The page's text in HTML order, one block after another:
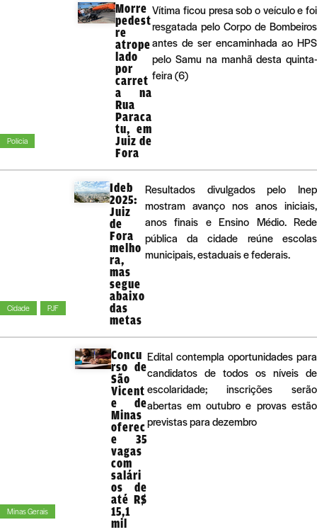
Polícia
Morre
pedest
re
atrope
lado
por
carret
a na
Rua
Paraca
tu, em
Juiz de
Fora
Vítima ficou presa sob o veículo e foi
resgatada pelo Corpo de Bombeiros
antes de ser encaminhada ao HPS
pelo Samu na manhã desta quinta-
feira (6)
Cidade PJF
Ideb
2025:
Juiz
de
Fora
melho
ra,
mas
segue
abaixo
das
metas
Resultados divulgados pelo Inep
mostram avanço nos anos iniciais,
anos finais e Ensino Médio. Rede
pública da cidade reúne escolas
municipais, estaduais e federais.
Minas Gerais
Concu
rso de
São
Vicent
e de
Minas
oferec
e 35
vagas
com
salári
os de
até R$
15,1
mil
Edital contempla oportunidades para
candidatos de todos os níveis de
escolaridade; inscrições serão
abertas em outubro e provas estão
previstas para dezembro